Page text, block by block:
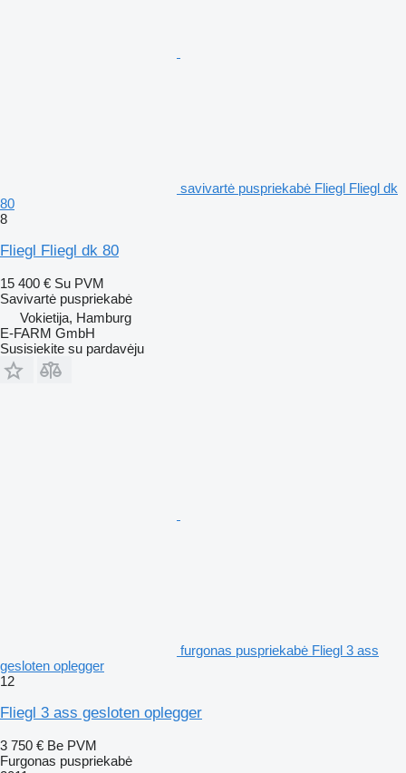
savivartė puspriekabė Fliegl Fliegl dk
80
8
Fliegl Fliegl dk 80
15 400 € Su PVM
Savivartė puspriekabė
Vokietija, Hamburg
E-FARM GmbH
Susisiekite su pardavėju
furgonas puspriekabė Fliegl 3 ass
gesloten oplegger
12
Fliegl 3 ass gesloten oplegger
3 750 € Be PVM
Furgonas puspriekabė